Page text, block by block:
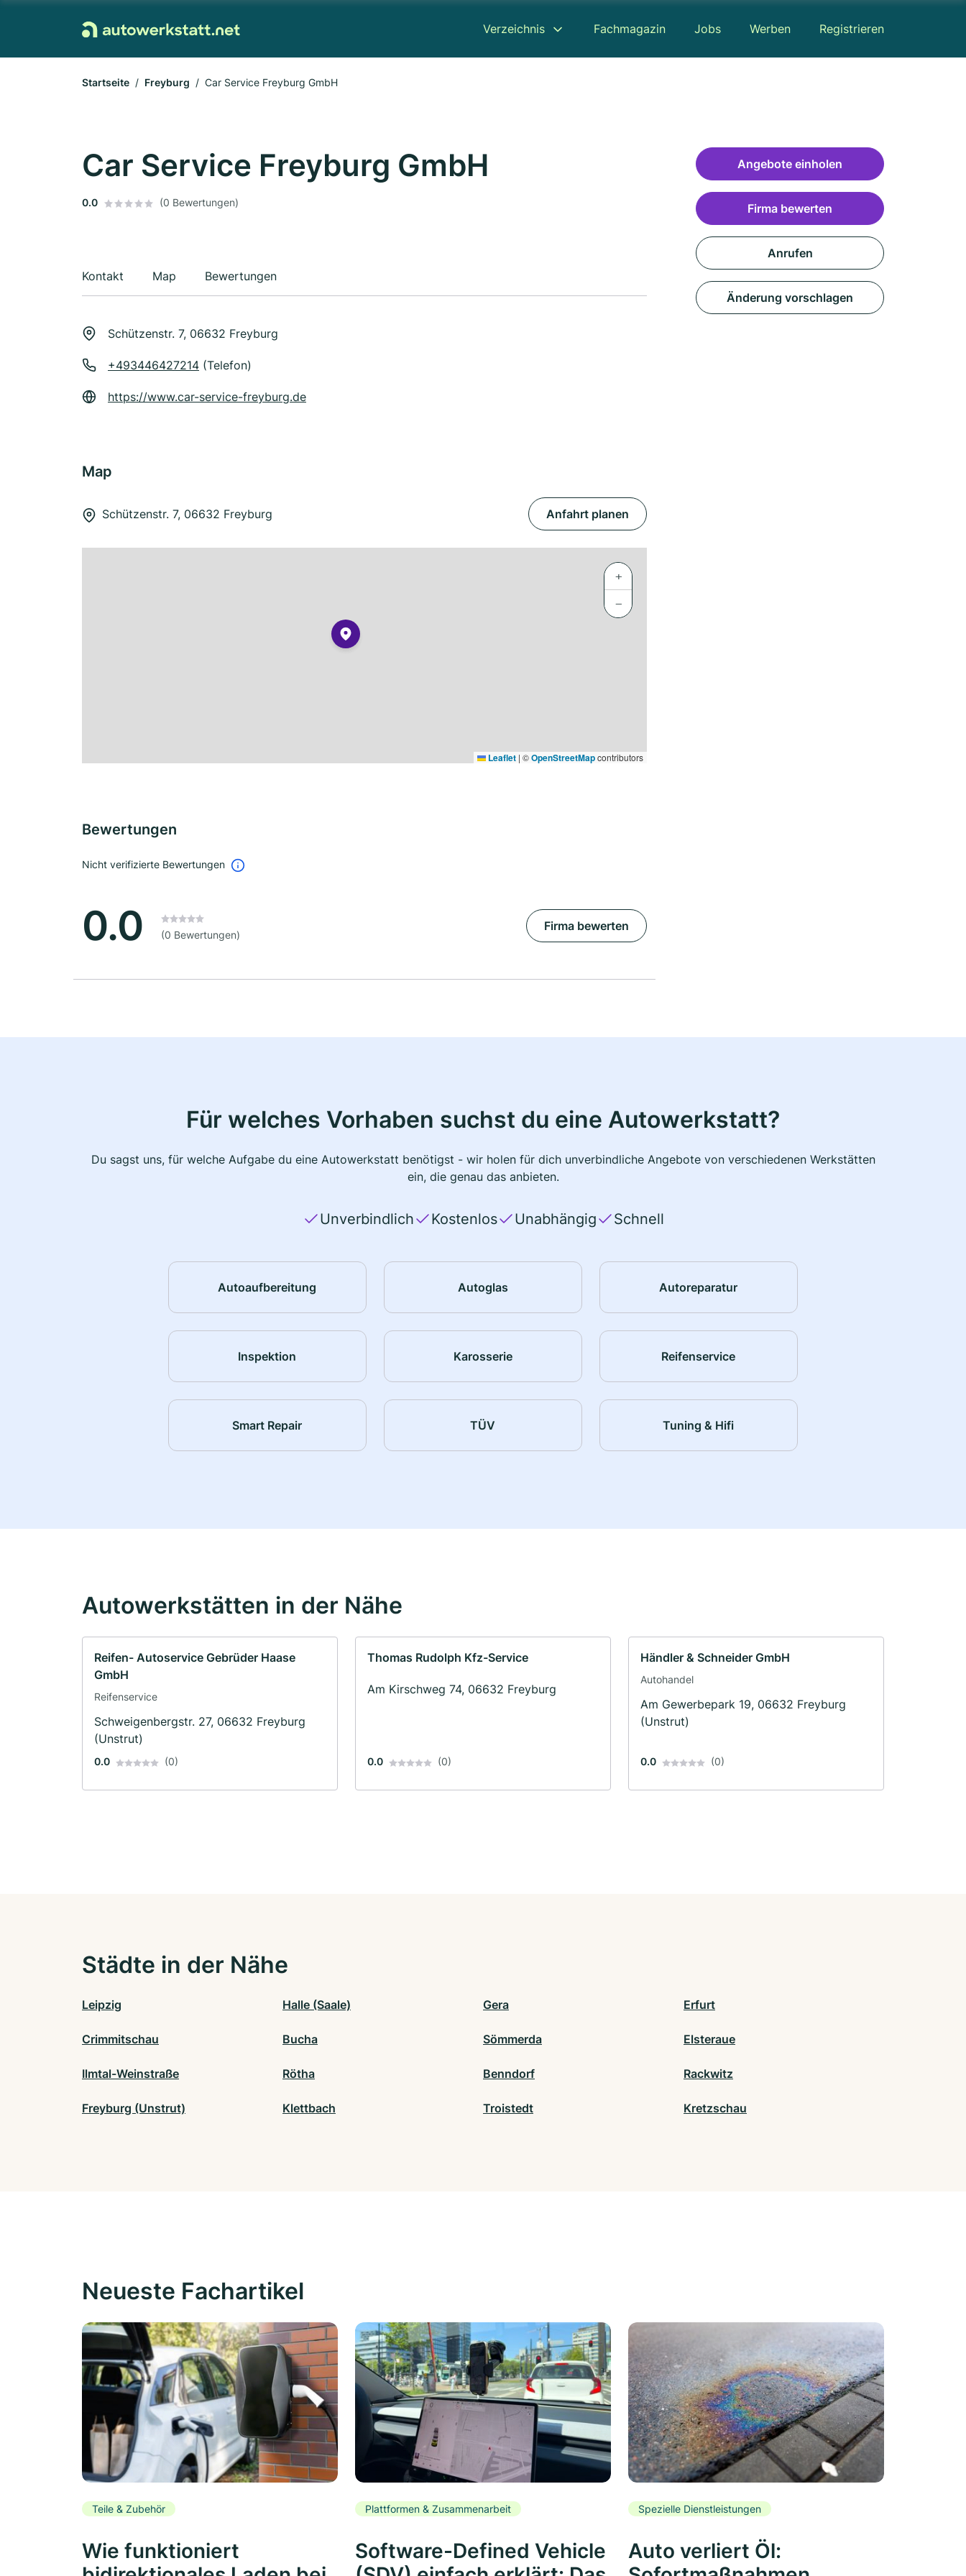
Verzeichnis Fachmagazin Jobs Werben Registrieren
Startseite Freyburg Car Service Freyburg GmbH
Car Service Freyburg GmbH
0.0 (0 Bewertungen)
Kontakt Map Bewertungen
Schützenstr. 7, 06632 Freyburg
+493446427214 (Telefon)
https://www.car-service-freyburg.de
Map
Schützenstr. 7, 06632 Freyburg Anfahrt planen
+
−
Leaflet | ©OpenStreetMapcontributors
Bewertungen
Nicht verifizierte Bewertungen
0.0 (0 Bewertungen)
Firma bewerten
Angebote einholen
Firma bewerten
Anrufen
Änderung vorschlagen
Für welches Vorhaben suchst du eine Autowerkstatt?
Du sagst uns, für welche Aufgabe du eine Autowerkstatt benötigst - wir holen für dich unverbindliche Angebote von verschiedenen Werkstätten
ein, die genau das anbieten.
Unverbindlich Kostenlos Unabhängig Schnell
Autoaufbereitung Autoglas Autoreparatur
Inspektion Karosserie Reifenservice
Smart Repair TÜV Tuning & Hifi
Autowerkstätten in der Nähe
Reifen- Autoservice Gebrüder Haase
GmbH
Reifenservice
Schweigenbergstr. 27, 06632 Freyburg
(Unstrut)
0.0 (0)
Thomas Rudolph Kfz-Service
Am Kirschweg 74, 06632 Freyburg
0.0 (0)
Händler & Schneider GmbH
Autohandel
Am Gewerbepark 19, 06632 Freyburg
(Unstrut)
0.0 (0)
Städte in der Nähe
Leipzig Halle (Saale) Gera Erfurt
Crimmitschau Bucha Sömmerda Elsteraue
Ilmtal-Weinstraße Rötha Benndorf Rackwitz
Freyburg (Unstrut) Klettbach Troistedt Kretzschau
Neueste Fachartikel
Teile & Zubehör
Wie funktioniert
Plattformen & Zusammenarbeit
Software-Defined Vehicle
Spezielle Dienstleistungen
Auto verliert Öl: